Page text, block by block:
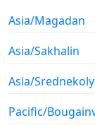
Asia/Magadan
Asia/Sakhalin
Asia/
Pacific/